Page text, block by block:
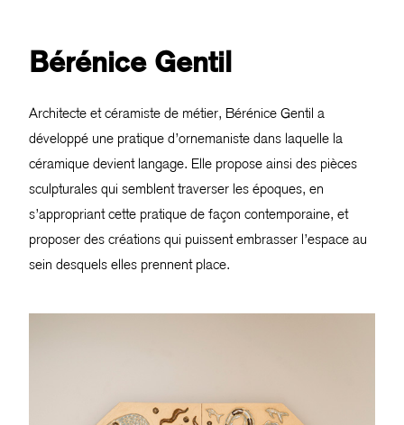
Bérénice Gentil
Architecte et céramiste de métier, Bérénice Gentil a
développé une pratique d’ornemaniste dans laquelle la
céramique devient langage. Elle propose ainsi des pièces
sculpturales qui semblent traverser les époques, en
s’appropriant cette pratique de façon contemporaine, et
proposer des créations qui puissent embrasser l’espace au
sein desquels elles prennent place.